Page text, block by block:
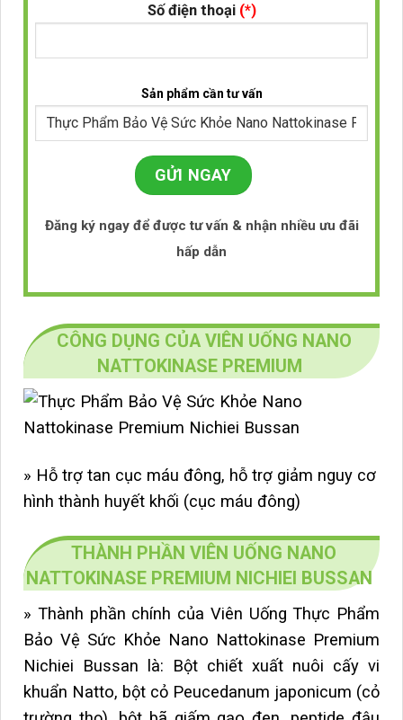
Số điện thoại (*)
Sản phẩm cần tư vấn
Đăng ký ngay để được tư vấn & nhận nhiều ưu đãi
hấp dẫn
CÔNG DỤNG CỦA VIÊN UỐNG NANO
NATTOKINASE PREMIUM
» Hỗ trợ tan cục máu đông, hỗ trợ giảm nguy cơ
hình thành huyết khối (cục máu đông)
THÀNH PHẦN VIÊN UỐNG NANO
NATTOKINASE PREMIUM NICHIEI BUSSAN
» Thành phần chính của Viên Uống Thực Phẩm
Bảo Vệ Sức Khỏe Nano Nattokinase Premium
Nichiei Bussan là: Bột chiết xuất nuôi cấy vi
khuẩn Natto, bột cỏ Peucedanum japonicum (cỏ